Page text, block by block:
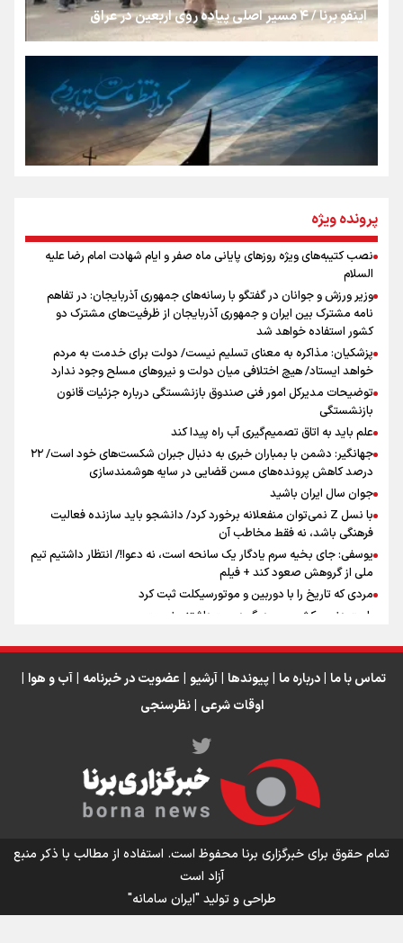
رسانه ملی و حق مردم برای شنیدن صدای رئیس‌جمهوری
روایت ایران از کنار مردم
جمله‌ای که بغض چهارماهه را شکست؛ «آهای مردم، آقا از
تهران رفتند»
سه حسرتی که به دلم ماند
اینفو برنا / ۴ مسیر اصلی پیاده روی اربعین در عراق
اینفو برنا / توصیه‌هایی طلایی برای پیاده روی اربعین
اینفو برنا / جدول کامل فاصله مرز شلمچه تا شهرهای زیارتی
عراق
اینفو برنا/ میزان مالیات بر ارزش افزوده چقدر است؟
پرونده ویژه
نصب کتیبه‌های ویژه روزهای پایانی ماه صفر و ایام شهادت امام رضا علیه
السلام
وزیر ورزش و جوانان در گفتگو با رسانه‌های جمهوری آذربایجان: در تفاهم
نامه مشترک بین ایران و جمهوری آذربایجان از ظرفیت‌های مشترک دو
کشور استفاده خواهد شد
پزشکیان: مذاکره به معنای تسلیم نیست/ دولت برای خدمت به مردم
خواهد ایستاد/ هیچ اختلافی میان دولت و نیروهای مسلح وجود ندارد
توضیحات مدیرکل امور فنی صندوق بازنشستگی درباره جزئیات قانون
بازنشستگی
علم باید به اتاق تصمیم‌گیری آب راه پیدا کند
جهانگیر: دشمن با بمباران خبری به دنبال جبران شکست‌های خود است/ ۲۲
درصد کاهش پرونده‌های مسن قضایی در سایه هوشمندسازی
جوان سال ایران باشید
با نسل Z نمی‌توان منفعلانه برخورد کرد/ دانشجو باید سازنده فعالیت
فرهنگی باشد، نه فقط مخاطب آن
یوسفی: جای بخیه سرم یادگار یک سانحه است، نه دعوا!/ انتظار داشتیم تیم
ملی از گروهش صعود کند + فیلم
مردی که تاریخ را با دوربین و موتورسیکلت ثبت کرد
رابرت دنیرو: کشور من دیگر دوست‌داشتنی نیست
انتظار حضور تیم‌های بزرگ مثل استقلال در لیگ هستیم
تورم ۵۸ درصدی معدن / وقتی هزینه استخراج از توان قیمت‌گذاری سبقتتماس با ما | درباره ما | پیوندها | آرشیو | عضویت در خبرنامه | آب و هوا |
اوقات شرعی | نظرسنجی
تمام حقوق برای خبرگزاری برنا محفوظ است. استفاده از مطالب با ذکر منبع
آزاد است
طراحی و تولید"ایران سامانه"